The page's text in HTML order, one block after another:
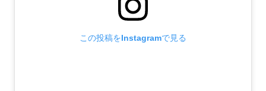
この投稿をInstagramで見る